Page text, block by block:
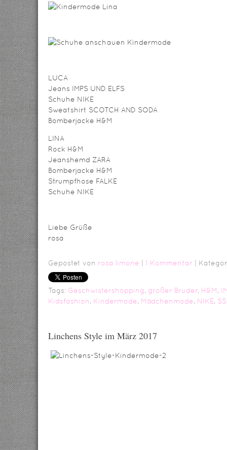
LUCA
Jeans IMPS UND ELFS
Schuhe NIKE
Sweatshirt SCOTCH AND SODA
Bomberjacke H&M
LINA
Rock H&M
Jeanshemd ZARA
Bomberjacke H&M
Strumpfhose FALKE
Schuhe NIKE
Liebe Grüße
rosa
Gepostet von rosa limone 1 Kommentar |
Tags: Geschwistershopping, großer Bruder, H&M,
Kidsfashion, Kindermode, Mädchenmode, NIKE,
Linchens Style im März 2017